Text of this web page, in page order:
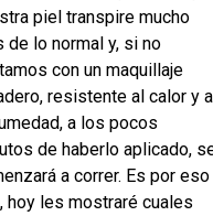
piel transpire mucho
de lo normal y, si no
con un maquillaje
resistente al calor y a
a los pocos
de haberlo aplicado,
a correr. Es por eso
hoy les mostraré cuales